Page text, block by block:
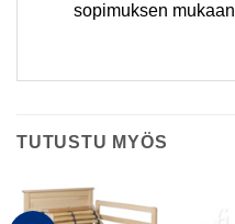
sopimuksen mukaan
TUTUSTU MYÖS